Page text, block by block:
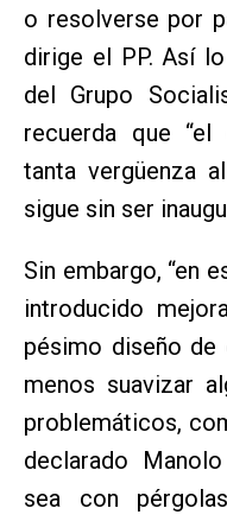
o resolverse por
dirige el PP. Así
del Grupo
recuerda que
tanta vergüenza
sigue sin ser
Sin embargo, “en
introducido
pésimo diseño
menos suavizar
problemáticos,
declarado
sea con